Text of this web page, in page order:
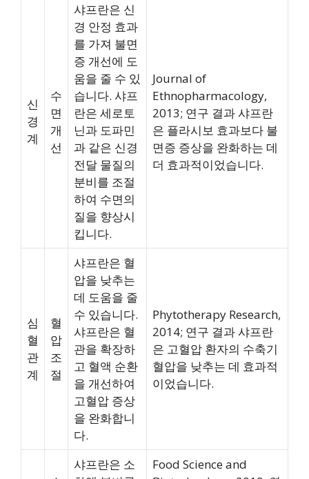
신
경
계
수
면
개
선
샤프란은 신
경 안정 효과
를 가져 불면
증 개선에 도
움을 줄 수 있
습니다. 샤프
란은 세로토
닌과 도파민
과 같은 신경
전달 물질의
분비를 조절
하여 수면의
질을 향상시
킵니다.
Journal of
Ethnopharmacology,
2013; 연구 결과 샤프란
은 플라시보 효과보다 불
면증 증상을 완화하는 데
더 효과적이었습니다.
심
혈
관
계
혈
압
조
절
샤프란은 혈
압을 낮추는
데 도움을 줄
수 있습니다.
샤프란은 혈
관을 확장하
고 혈액 순환
을 개선하여
고혈압 증상
을 완화합니
다.
Phytotherapy Research,
2014; 연구 결과 샤프란
은 고혈압 환자의 수축기
혈압을 낮추는 데 효과적
이었습니다.
샤프란은 소
Food Science and